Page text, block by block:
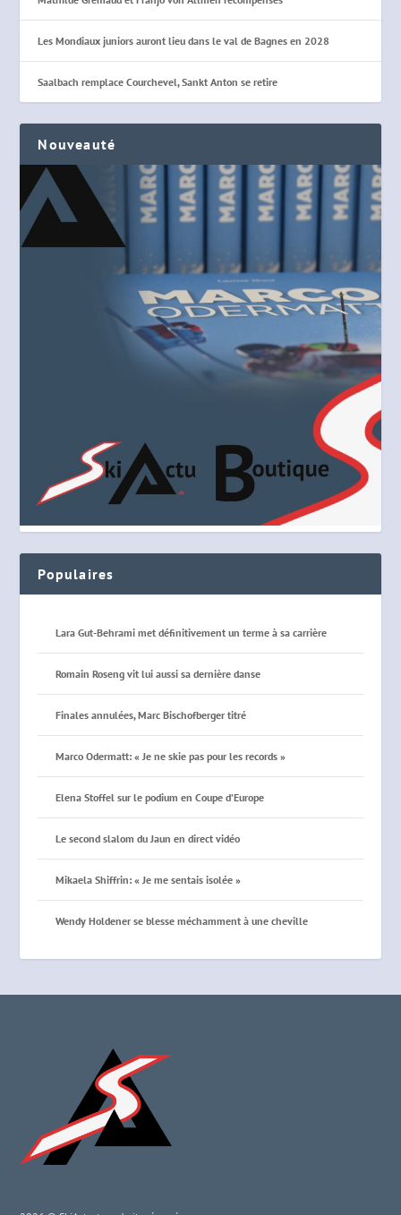
Les Mondiaux juniors auront lieu dans le val de Bagnes en 2028
Saalbach remplace Courchevel, Sankt Anton se retire
Nouveauté
Populaires
Lara Gut-Behrami met définitivement un terme à sa carrière
Romain Roseng vit lui aussi sa dernière danse
Finales annulées, Marc Bischofberger titré
Marco Odermatt: « Je ne skie pas pour les records »
Elena Stoffel sur le podium en Coupe d’Europe
Le second slalom du Jaun en direct vidéo
Mikaela Shiffrin: « Je me sentais isolée »
Wendy Holdener se blesse méchamment à une cheville